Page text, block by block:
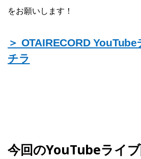
をお願いします！
＞ OTAIRECORD
チラ
今回のYouTubeライ